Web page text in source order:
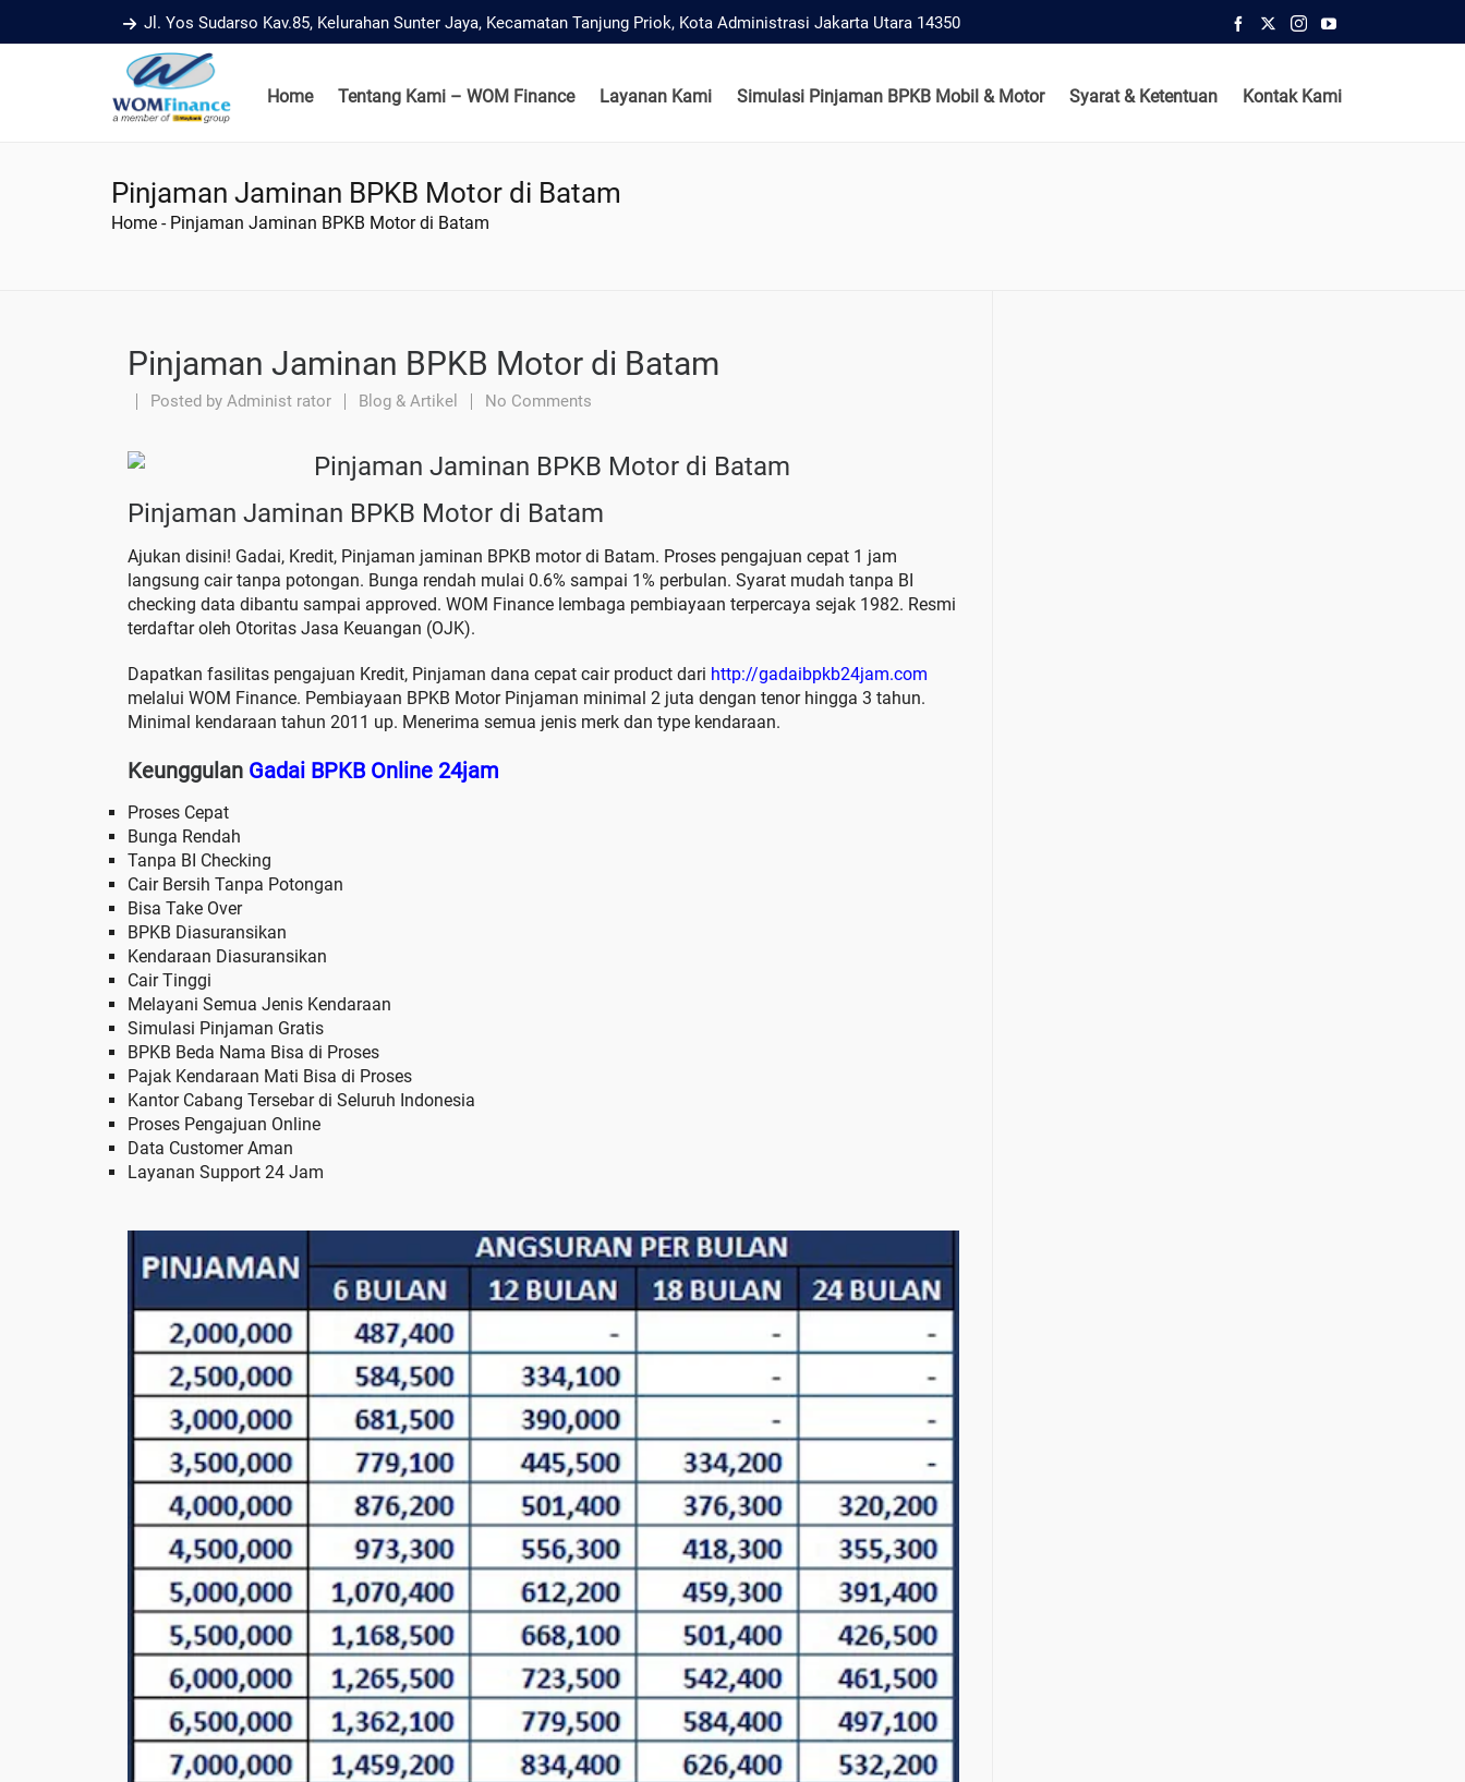
Jl. Yos Sudarso Kav.85, Kelurahan Sunter Jaya, Kecamatan Tanjung Priok, Kota Administrasi Jakarta Utara 14350
Home Tentang Kami – WOM Finance Layanan Kami Simulasi Pinjaman BPKB Mobil & Motor Syarat & Ketentuan Kontak Kami
Pinjaman Jaminan BPKB Motor di Batam
Home - Pinjaman Jaminan BPKB Motor di Batam
Pinjaman Jaminan BPKB Motor di Batam
Posted by Administ rator Blog & Artikel No Comments
Pinjaman Jaminan BPKB Motor di Batam
Ajukan disini! Gadai, Kredit, Pinjaman jaminan BPKB motor di Batam. Proses pengajuan cepat 1 jam
langsung cair tanpa potongan. Bunga rendah mulai 0.6% sampai 1% perbulan. Syarat mudah tanpa BI
checking data dibantu sampai approved. WOM Finance lembaga pembiayaan terpercaya sejak 1982. Resmi
terdaftar oleh Otoritas Jasa Keuangan (OJK).
Dapatkan fasilitas pengajuan Kredit, Pinjaman dana cepat cair product dari http://gadaibpkb24jam.com
melalui WOM Finance. Pembiayaan BPKB Motor Pinjaman minimal 2 juta dengan tenor hingga 3 tahun.
Minimal kendaraan tahun 2011 up. Menerima semua jenis merk dan type kendaraan.
Keunggulan Gadai BPKB Online 24jam
Proses Cepat
Bunga Rendah
Tanpa BI Checking
Cair Bersih Tanpa Potongan
Bisa Take Over
BPKB Diasuransikan
Kendaraan Diasuransikan
Cair Tinggi
Melayani Semua Jenis Kendaraan
Simulasi Pinjaman Gratis
BPKB Beda Nama Bisa di Proses
Pajak Kendaraan Mati Bisa di Proses
Kantor Cabang Tersebar di Seluruh Indonesia
Proses Pengajuan Online
Data Customer Aman
Layanan Support 24 Jam